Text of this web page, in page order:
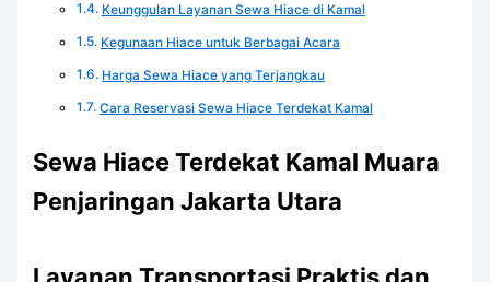
Keunggulan Layanan Sewa Hiace di Kamal
Kegunaan Hiace untuk Berbagai Acara
Harga Sewa Hiace yang Terjangkau
Cara Reservasi Sewa Hiace Terdekat Kamal
Sewa Hiace Terdekat Kamal Muara
Penjaringan Jakarta Utara